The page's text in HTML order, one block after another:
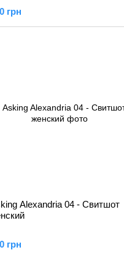
грн
Alexandria 04 - Свитшот
грн